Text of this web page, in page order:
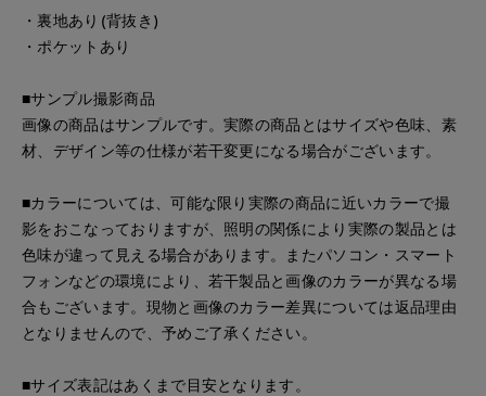
・裏地あり(背抜き)
・ポケットあり
■サンプル撮影商品
画像の商品はサンプルです。実際の商品とはサイズや色味、素
材、デザイン等の仕様が若干変更になる場合がございます。
■カラーについては、可能な限り実際の商品に近いカラーで撮
影をおこなっておりますが、照明の関係により実際の製品とは
色味が違って見える場合があります。またパソコン・スマート
フォンなどの環境により、若干製品と画像のカラーが異なる場
合もございます。現物と画像のカラー差異については返品理由
となりませんので、予めご了承ください。
■サイズ表記はあくまで目安となります。